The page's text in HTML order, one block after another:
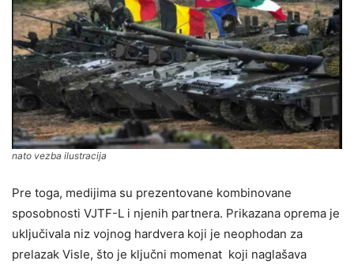
nato vezba ilustracija
Pre toga, medijima su prezentovane kombinovane
sposobnosti VJTF-L i njenih partnera. Prikazana oprema je
uključivala niz vojnog hardvera koji je neophodan za
prelazak Visle, što je ključni momenat koji naglašava